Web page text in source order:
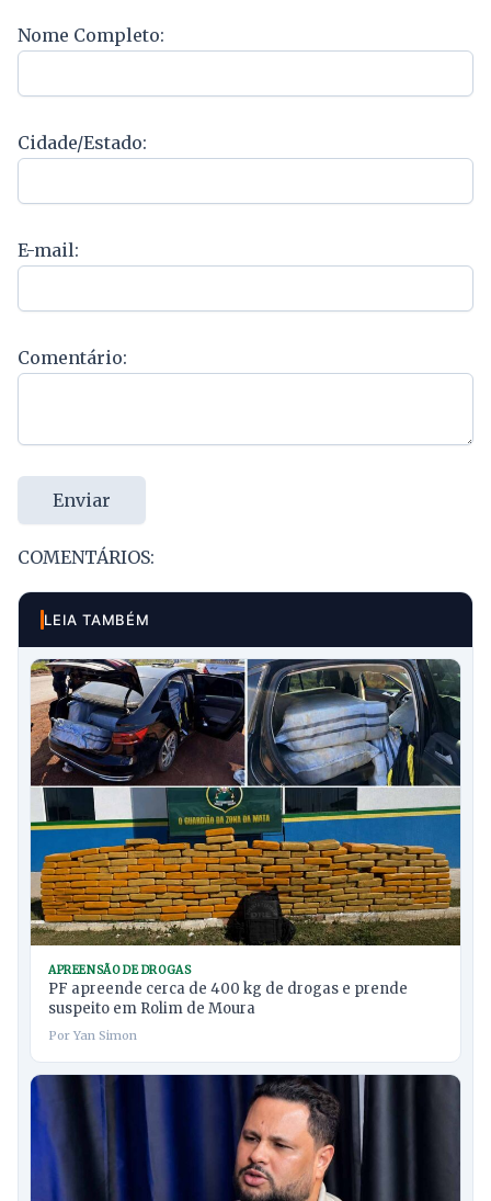
Nome Completo:
Cidade/Estado:
E-mail:
Comentário:
Enviar
COMENTÁRIOS:
LEIA TAMBÉM
APREENSÃO DE DROGAS
PF apreende cerca de 400 kg de drogas e prende
suspeito em Rolim de Moura
Por Yan Simon